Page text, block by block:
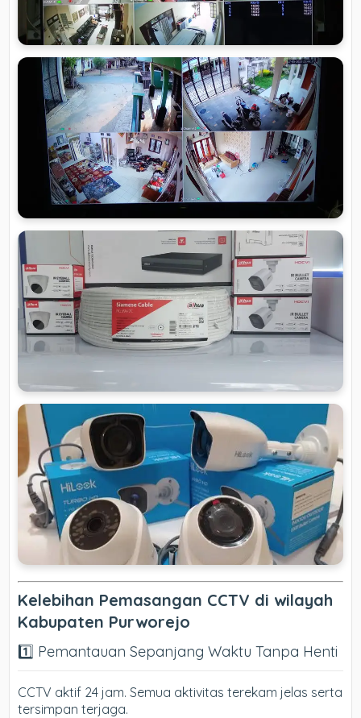
Kelebihan Pemasangan CCTV di wilayah
Kabupaten Purworejo
1️⃣ Pemantauan Sepanjang Waktu Tanpa Henti
CCTV aktif 24 jam. Semua aktivitas terekam jelas serta
tersimpan terjaga.